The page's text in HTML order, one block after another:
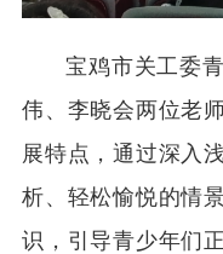
宝鸡市关工委
伟、李晓会两位老
展特点，通过深入
析、轻松愉悦的情
识，引导青少年们